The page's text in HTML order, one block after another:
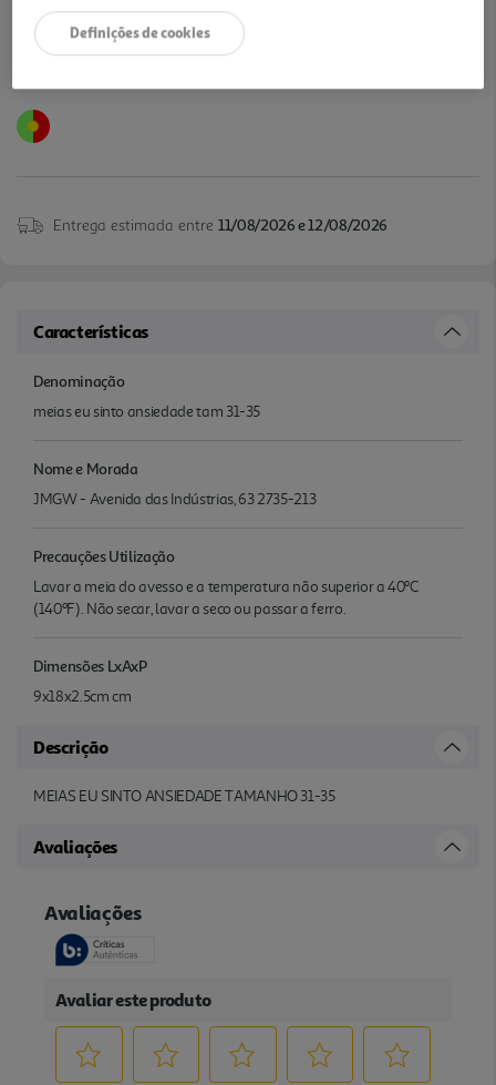
Entrega estimada entre 11/08/2026 e 12/08/2026
Características
Denominação
meias eu sinto ansiedade tam 31-35
Nome e Morada
JMGW - Avenida das Indústrias, 63 2735-213
Precauções Utilização
Lavar a meia do avesso e a temperatura não superior a 40ºC
(140ºF). Não secar, lavar a seco ou passar a ferro.
Dimensões LxAxP
9x18x2.5cm cm
Descrição
MEIAS EU SINTO ANSIEDADE TAMANHO 31-35
Avaliações
Definições de cookies